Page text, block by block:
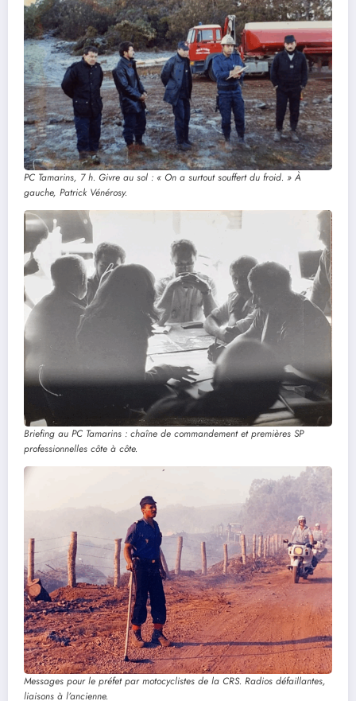
PC Tamarins, 7 h. Givre au sol : « On a surtout souffert du froid. » À
gauche, Patrick Vénérosy.
Briefing au PC Tamarins : chaîne de commandement et premières SP
professionnelles côte à côte.
Messages pour le préfet par motocyclistes de la CRS. Radios défaillantes,
liaisons à l’ancienne.